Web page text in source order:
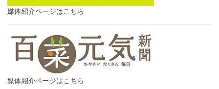
媒体紹介ページはこちら
媒体紹介ページはこちら